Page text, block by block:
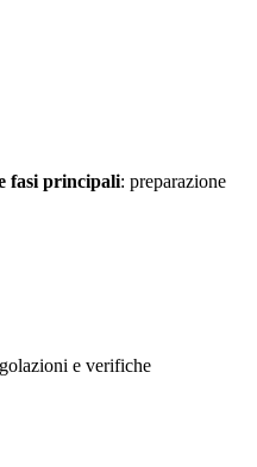
fasi principali: preparazione
e verifiche